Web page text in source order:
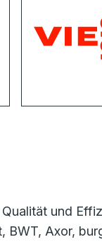
und
Axor,